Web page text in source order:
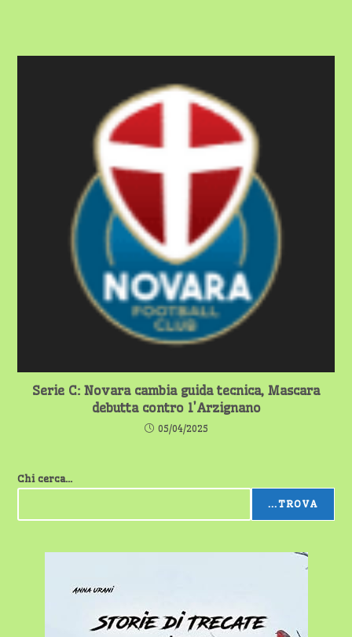
Serie C: Novara cambia guida tecnica, Mascara
debutta contro l’Arzignano
05/04/2025
Chi cerca...
...TROVA